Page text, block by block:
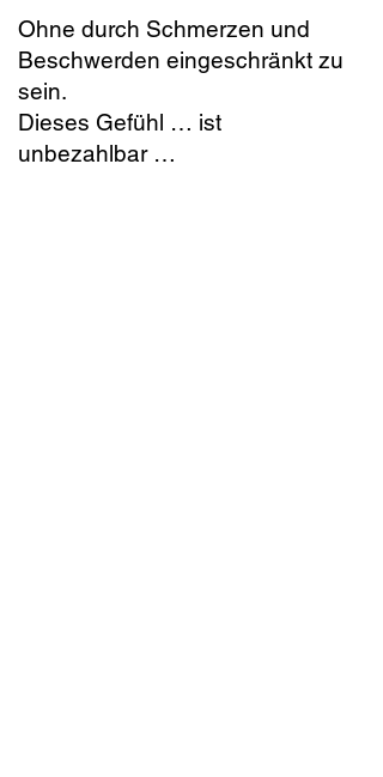
Ohne durch Schmerzen und
Beschwerden eingeschränkt zu
sein.
Dieses Gefühl … ist
unbezahlbar …